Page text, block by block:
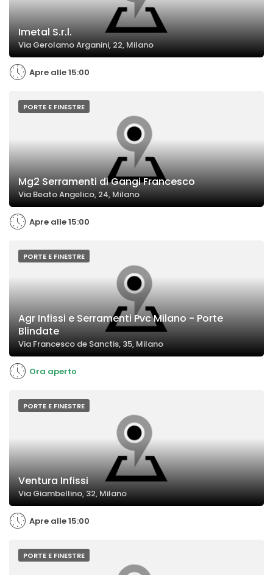
Imetal S.r.l.
Via Gerolamo Arganini, 22, Milano
Apre alle 15:00
PORTE E FINESTRE
Mg2 Serramenti di Gangi Francesco
Via Beato Angelico, 24, Milano
Apre alle 15:00
PORTE E FINESTRE
Agr Infissi e Serramenti Pvc Milano - Porte
Blindate
Via Francesco de Sanctis, 35, Milano
Ora aperto
PORTE E FINESTRE
Ventura Infissi
Via Giambellino, 32, Milano
Apre alle 15:00
PORTE E FINESTRE